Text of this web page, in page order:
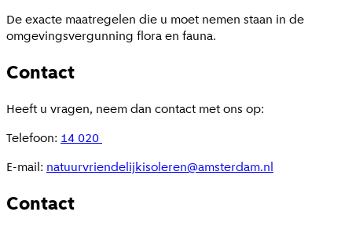
De exacte maatregelen die u moet nemen staan in de
omgevingsvergunning flora en fauna.
Contact
Heeft u vragen, neem dan contact met ons op:
Telefoon: 14 020
E-mail: natuurvriendelijkisoleren@amsterdam.nl
Contact